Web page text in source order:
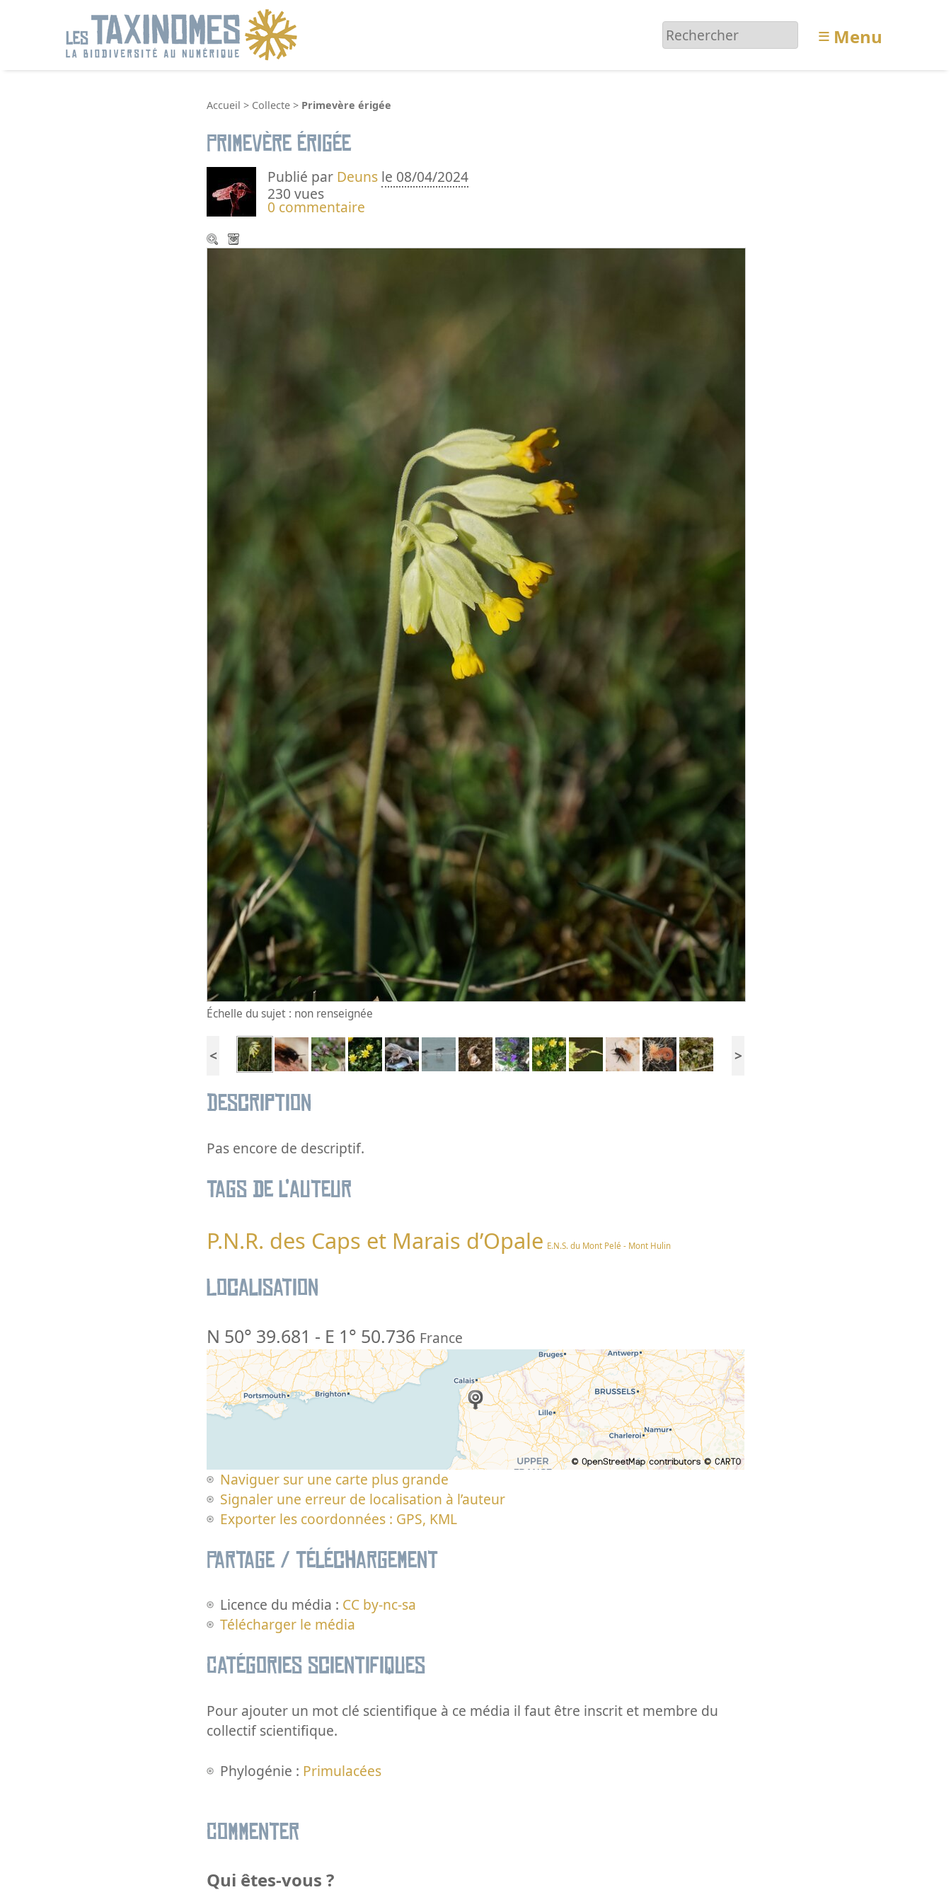
≡ Menu
Accueil > Collecte > Primevère érigée
Primevère érigée
Publié par Deuns le 08/04/2024
230 vues
0 commentaire
Échelle du sujet : non renseignée
< >
Description
Pas encore de descriptif.
Tags de l’auteur
P.N.R. des Caps et Marais d’Opale E.N.S. du Mont Pelé - Mont Hulin
Localisation
N 50° 39.681 - E 1° 50.736 France
Naviguer sur une carte plus grande
Signaler une erreur de localisation à l’auteur
Exporter les coordonnées : GPS, KML
Partage / Téléchargement
Licence du média : CC by-nc-sa
Télécharger le média
Catégories scientifiques
Pour ajouter un mot clé scientifique à ce média il faut être inscrit et membre du
collectif scientifique.
Phylogénie : Primulacées
Commenter
Qui êtes-vous ?